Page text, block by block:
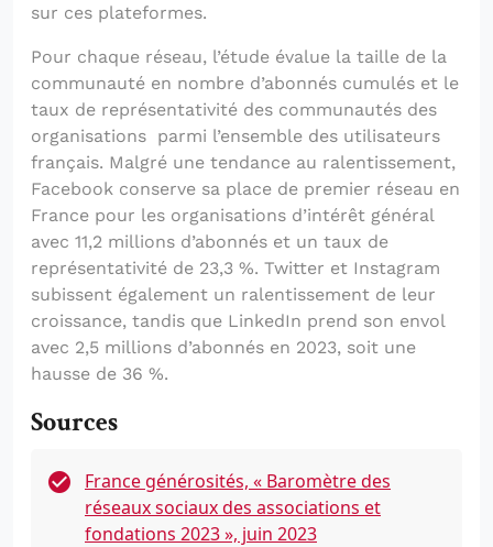
sur ces plateformes.
Pour chaque réseau, l’étude évalue la taille de la
communauté en nombre d’abonnés cumulés et le
taux de représentativité des communautés des
organisations parmi l’ensemble des utilisateurs
français. Malgré une tendance au ralentissement,
Facebook conserve sa place de premier réseau en
France pour les organisations d’intérêt général
avec 11,2 millions d’abonnés et un taux de
représentativité de 23,3 %. Twitter et Instagram
subissent également un ralentissement de leur
croissance, tandis que LinkedIn prend son envol
avec 2,5 millions d’abonnés en 2023, soit une
hausse de 36 %.
Sources
France générosités, « Baromètre des
réseaux sociaux des associations et
fondations 2023 », juin 2023